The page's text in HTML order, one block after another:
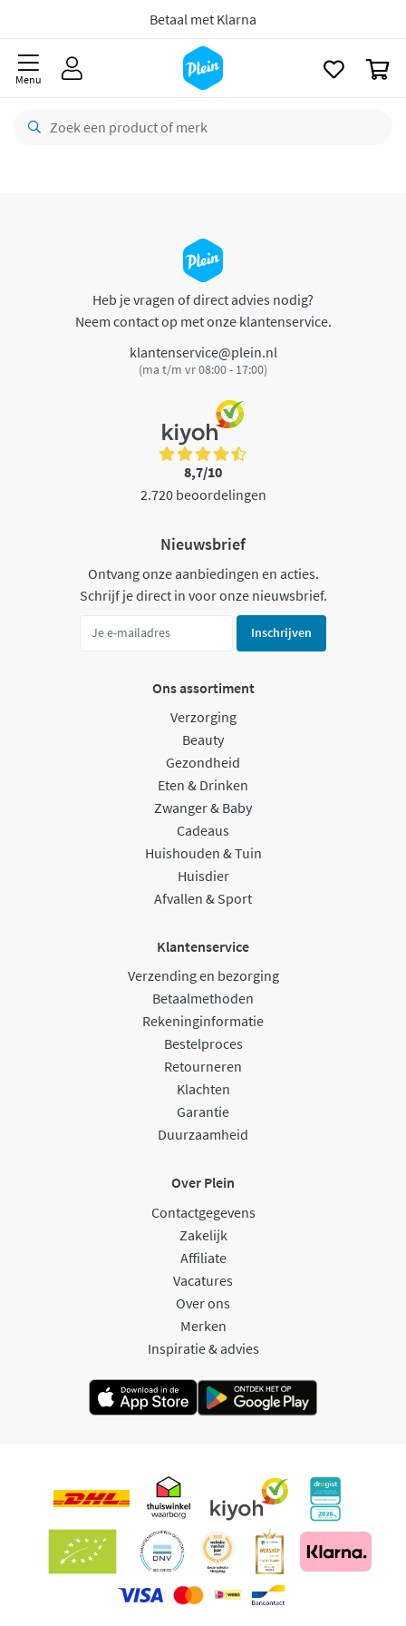
Betaal met Klarna
Menu
Heb je vragen of direct advies nodig?
Neem contact op met onze klantenservice.
klantenservice@plein.nl
(ma t/m vr 08:00 - 17:00)
8,7/10
2.720 beoordelingen
Nieuwsbrief
Ontvang onze aanbiedingen en acties.
Schrijf je direct in voor onze nieuwsbrief.
Inschrijven
Ons assortiment
Verzorging
Beauty
Gezondheid
Eten & Drinken
Zwanger & Baby
Cadeaus
Huishouden & Tuin
Huisdier
Afvallen & Sport
Klantenservice
Verzending en bezorging
Betaalmethoden
Rekeninginformatie
Bestelproces
Retourneren
Klachten
Garantie
Duurzaamheid
Over Plein
Contactgegevens
Zakelijk
Affiliate
Vacatures
Over ons
Merken
Inspiratie & advies